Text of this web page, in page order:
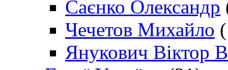
Саєнко Олександр
Чечетов Михайло
Янукович Віктор